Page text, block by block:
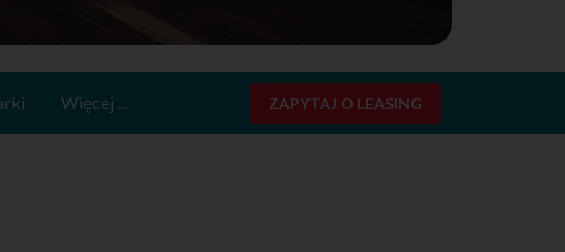
Więcej ... ZAPYTAJ O LEASING